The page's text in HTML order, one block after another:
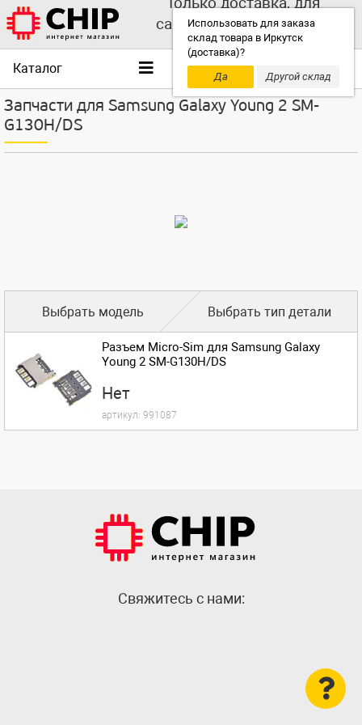
Использовать для заказа
склад товара в Иркутск
(доставка)?
Да
Другой склад
самовывоза выбирайте
другой склад!
Каталог
Запчасти для Samsung Galaxy Young 2 SM-
G130H/DS
Выбрать модель Выбрать тип детали
Разъем Micro-Sim для Samsung Galaxy
Young 2 SM-G130H/DS
Нет
артикул: 991087
Cвяжитесь с нами: